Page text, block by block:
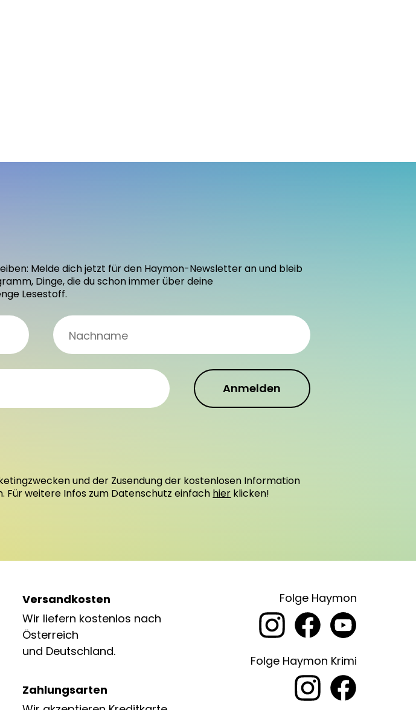
Melde dich jetzt für den Haymon-Newsletter an und bleib
Dinge, die du schon immer über deine
Lesestoff.
Anmelden
und der Zusendung der kostenlosen Information
weitere Infos zum Datenschutz einfach hier klicken!
Versandkosten
Wir liefern kostenlos nach
Österreich
und Deutschland.
Zahlungsarten
Folge Haymon
Folge Haymon Krimi